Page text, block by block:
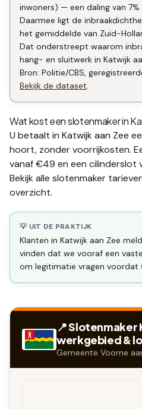
inwoners) — een daling van
Daarmee ligt de
het gemiddelde van Zuid-
Dat onderstreept waarom
hang- en sluitwerk in Katwijk
Bron: Politie/CBS,
Bekijk de dataset.
Wat kost een slotenmaker in
U betaalt in Katwijk aan Zee
hoort, zonder voorrijkosten.
vanaf €49 en een cilinderslot
Bekijk alle slotenmaker
overzicht.
💡 UIT DE PRAKTIJK
Klanten in Katwijk aan Zee
vinden dat we vooraf een
om legitimatie vragen voordat
📍 Slotenmaker
werkgebied &
Gemeente Voorne